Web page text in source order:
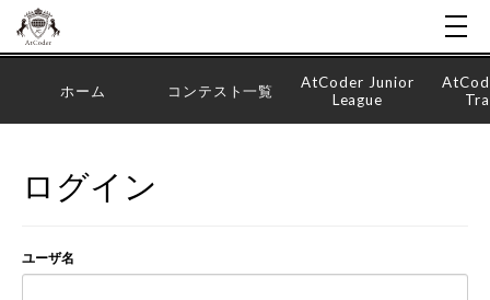
ホーム コンテスト一覧
AtCoder Junior
League
ログイン
ユーザ名